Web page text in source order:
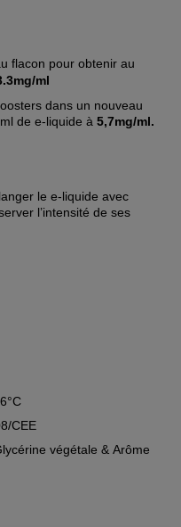
flacon pour obtenir au
ml
dans un nouveau
de e-liquide à 5,7mg/ml.
le e-liquide avec
l’intensité de ses
CEE
végétale & Arôme